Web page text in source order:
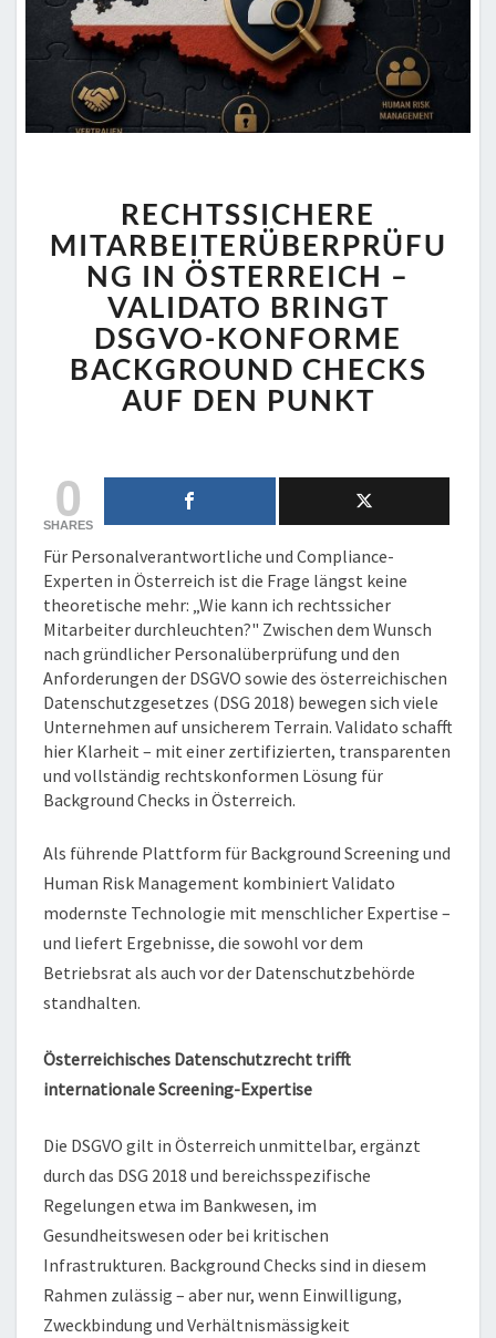
IN
ÖSTERREICH
–
VALIDATO
BRINGT
DSGVO-
KONFORME
BACKGROUND
DEN
RECHTSSICHERE
MITARBEITERÜBERPRÜFU
NG IN ÖSTERREICH –
VALIDATO BRINGT
DSGVO-KONFORME
BACKGROUND CHECKS
AUF DEN PUNKT
0
SHARES
Für Personalverantwortliche und Compliance-
Experten in Österreich ist die Frage längst keine
theoretische mehr: „Wie kann ich rechtssicher
Mitarbeiter durchleuchten?" Zwischen dem Wunsch
nach gründlicher Personalüberprüfung und den
Anforderungen der DSGVO sowie des österreichischen
Datenschutzgesetzes (DSG 2018) bewegen sich viele
Unternehmen auf unsicherem Terrain. Validato schafft
hier Klarheit – mit einer zertifizierten, transparenten
und vollständig rechtskonformen Lösung für
Background Checks in Österreich.
Als führende Plattform für Background Screening und
Human Risk Management kombiniert Validato
modernste Technologie mit menschlicher Expertise –
und liefert Ergebnisse, die sowohl vor dem
Betriebsrat als auch vor der Datenschutzbehörde
standhalten.
Österreichisches Datenschutzrecht trifft
internationale Screening-Expertise
Die DSGVO gilt in Österreich unmittelbar, ergänzt
durch das DSG 2018 und bereichsspezifische
Regelungen etwa im Bankwesen, im
Gesundheitswesen oder bei kritischen
Infrastrukturen. Background Checks sind in diesem
Rahmen zulässig – aber nur, wenn Einwilligung,
Zweckbindung und Verhältnismässigkeit